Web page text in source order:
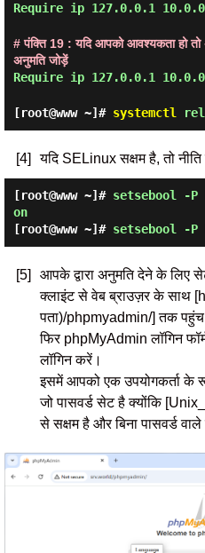
Require ip 127.0.0.1
# पंक्ति 19 : यदि आपको आवश्यकता हो
अनुमति जोड़ें
Require ip 127.0.0.1
[root@www ~]# systemctl
[4] यदि SELinux सक्षम है, तो
[root@www ~]# setsebool -P
on
[root@www ~]# setsebool -P
[5]
आपके द्वारा अनुमति देने के लिए
क्लाइंट से वेब ब्राउज़र के साथ
पता)/phpmyadmin/] तक
फिर phpMyAdmin लॉगिन
लॉगिन करें।
इसमें आपको एक उपयोगकर्ता के
जो पासवर्ड सेट है क्योंकि
से सक्षम है और बिना पासवर्ड